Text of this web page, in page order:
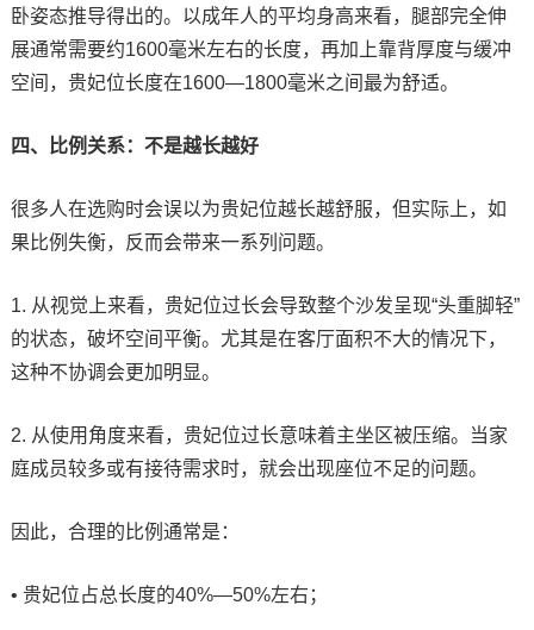
卧姿态推导得出的。以成年人的平均身高来看，腿部完全伸
展通常需要约1600毫米左右的长度，再加上靠背厚度与缓冲
空间，贵妃位长度在1600—1800毫米之间最为舒适。
四、比例关系：不是越长越好
很多人在选购时会误以为贵妃位越长越舒服，但实际上，如
果比例失衡，反而会带来一系列问题。
1. 从视觉上来看，贵妃位过长会导致整个沙发呈现“头重脚轻”
的状态，破坏空间平衡。尤其是在客厅面积不大的情况下，
这种不协调会更加明显。
2. 从使用角度来看，贵妃位过长意味着主坐区被压缩。当家
庭成员较多或有接待需求时，就会出现座位不足的问题。
因此，合理的比例通常是：
• 贵妃位占总长度的40%—50%左右；